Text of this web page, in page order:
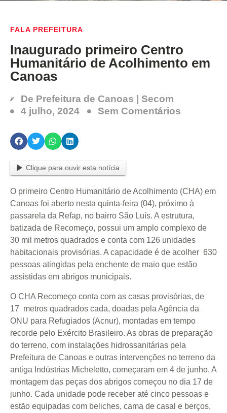
FALA PREFEITURA
Inaugurado primeiro Centro
Humanitário de Acolhimento em
Canoas
De Prefeitura de Canoas | Secom
4 julho, 2024
Sem Comentários
Clique para ouvir esta notícia
O primeiro Centro Humanitário de Acolhimento (CHA) em
Canoas foi aberto nesta quinta-feira (04), próximo à
passarela da Refap, no bairro São Luís. A estrutura,
batizada de Recomeço, possui um amplo complexo de
30 mil metros quadrados e conta com 126 unidades
habitacionais provisórias. A capacidade é de acolher 630
pessoas atingidas pela enchente de maio que estão
assistidas em abrigos municipais.
O CHA Recomeço conta com as casas provisórias, de
17 metros quadrados cada, doadas pela Agência da
ONU para Refugiados (Acnur), montadas em tempo
recorde pelo Exército Brasileiro. As obras de preparação
do terreno, com instalações hidrossanitárias pela
Prefeitura de Canoas e outras intervenções no terreno da
antiga Indústrias Micheletto, começaram em 4 de junho. A
montagem das peças dos abrigos começou no dia 17 de
junho. Cada unidade pode receber até cinco pessoas e
estão equipadas com beliches, cama de casal e berços,